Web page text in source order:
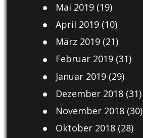
Mai 2019(19)
April 2019(10)
März 2019(21)
Februar 2019(31)
Januar 2019(29)
Dezember 2018(31)
November 2018(30)
Oktober 2018(28)